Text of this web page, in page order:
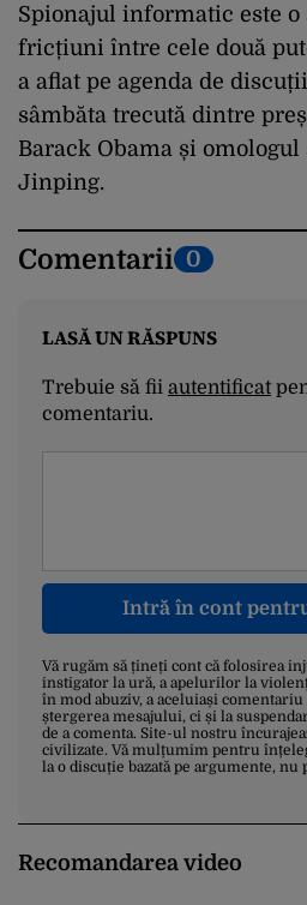
Spionajul informatic este o
fricțiuni între cele două
a aflat pe agenda de
sâmbăta trecută dintre
Barack Obama și
Jinping.
Comentarii 0
LASĂ UN RĂSPUNS
Trebuie să fii autentificat
comentariu.
Intră în cont
Vă rugăm să țineți cont că folosirea
instigator la ură, a apelurilor la
în mod abuziv, a aceluiași comentariu
ștergerea mesajului, ci și la
de a comenta. Site-ul nostru
civilizate. Vă mulțumim pentru
la o discuție bazată pe argumente, nu
Recomandarea video